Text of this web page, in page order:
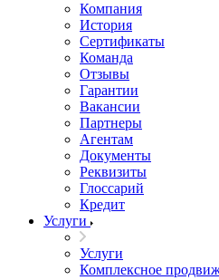
Компания
История
Сертификаты
Команда
Отзывы
Гарантии
Вакансии
Партнеры
Агентам
Документы
Реквизиты
Глоссарий
Кредит
Услуги
Услуги
Комплексное